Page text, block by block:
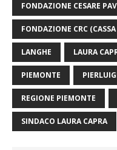
FONDAZIONE CESARE
FONDAZIONE CRC
LANGHE LAURA
PIEMONTE
REGIONE PIEMONTE
SINDACO LAURA CAPRA